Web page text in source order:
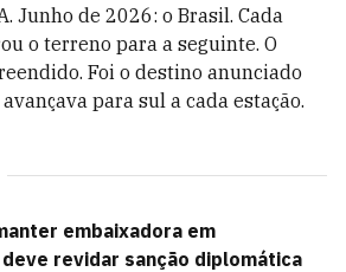
Junho de 2026: o Brasil. Cada
o terreno para a seguinte. O
Foi o destino anunciado
para sul a cada estação.
embaixadora em
revidar sanção diplomática